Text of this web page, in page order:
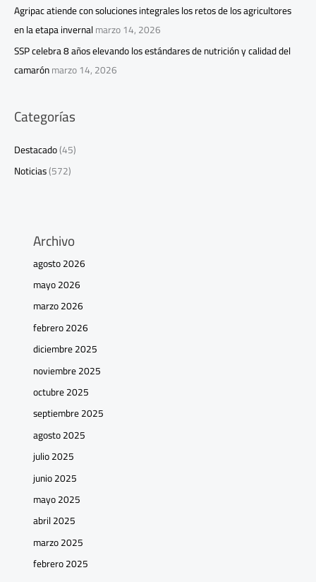
Agripac atiende con soluciones integrales los retos de los agricultores
en la etapa invernalmarzo 14, 2026
SSP celebra 8 años elevando los estándares de nutrición y calidad del
camarónmarzo 14, 2026
Categorías
Destacado(45)
Noticias(572)
Archivo
agosto 2026
mayo 2026
marzo 2026
febrero 2026
diciembre 2025
noviembre 2025
octubre 2025
septiembre 2025
agosto 2025
julio 2025
junio 2025
mayo 2025
abril 2025
marzo 2025
febrero 2025